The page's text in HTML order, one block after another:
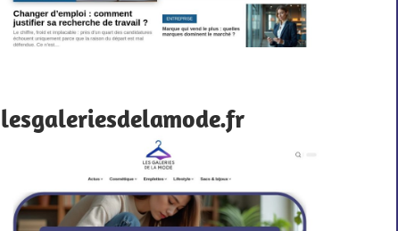
lesgaleriesdelamode.fr